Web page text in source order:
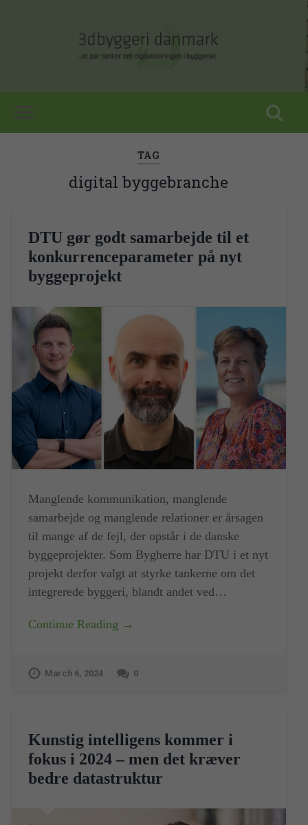
TAG
digital byggebranche
DTU gør godt samarbejde til et
konkurrenceparameter på nyt
byggeprojekt
Manglende kommunikation, manglende
samarbejde og manglende relationer er årsagen
til mange af de fejl, der opstår i de danske
byggeprojekter. Som Bygherre har DTU i et nyt
projekt derfor valgt at styrke tankerne om det
integrerede byggeri, blandt andet ved…
Continue Reading →
March 6, 2024 0
Kunstig intelligens kommer i
fokus i 2024 – men det kræver
bedre datastruktur